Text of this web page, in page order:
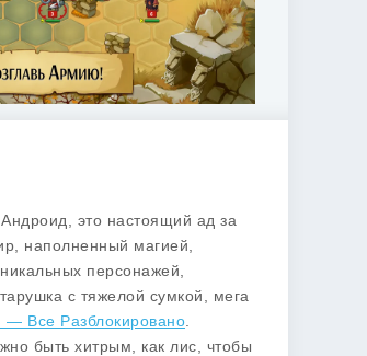
это настоящий ад за
наполненный магией,
персонажей,
с тяжелой сумкой, мега
— Все Разблокировано
быть хитрым, как лис, чтобы